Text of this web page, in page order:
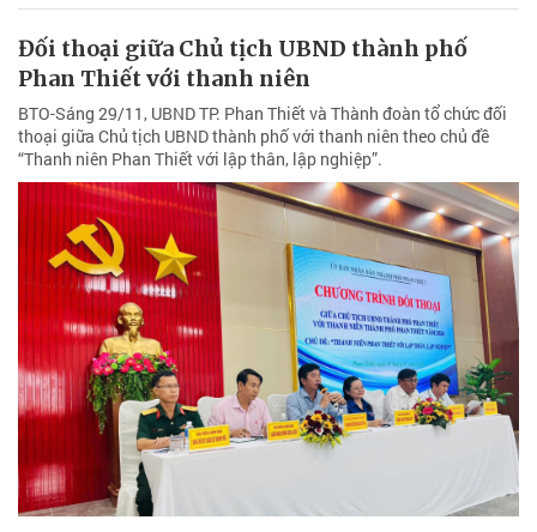
Đối thoại giữa Chủ tịch UBND thành phố
Phan Thiết với thanh niên
BTO-Sáng 29/11, UBND TP. Phan Thiết và Thành đoàn tổ chức đối
thoại giữa Chủ tịch UBND thành phố với thanh niên theo chủ đề
“Thanh niên Phan Thiết với lập thân, lập nghiệp”.